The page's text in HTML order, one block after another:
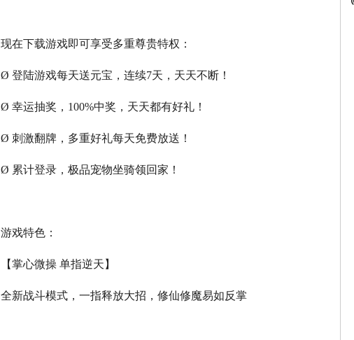
现在下载游戏即可享受多重尊贵特权：
Ø 登陆游戏每天送元宝，连续7天，天天不断！
Ø 幸运抽奖，100%中奖，天天都有好礼！
Ø 刺激翻牌，多重好礼每天免费放送！
Ø 累计登录，极品宠物坐骑领回家！
游戏特色：
【掌心微操 单指逆天】
全新战斗模式，一指释放大招，修仙修魔易如反掌